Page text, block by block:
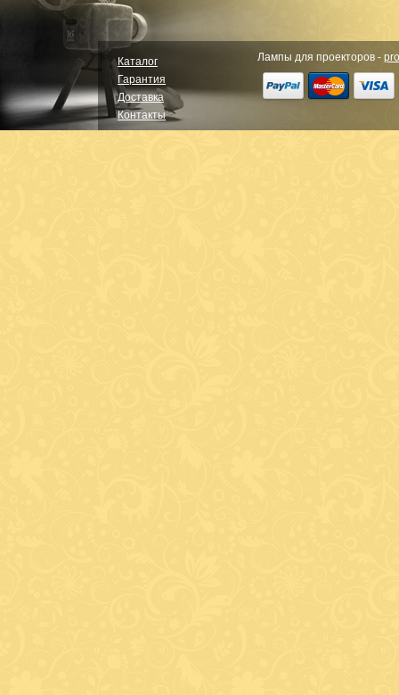
Каталог
Гарантия
Доставка
Контакты
Лампы для проекторов -